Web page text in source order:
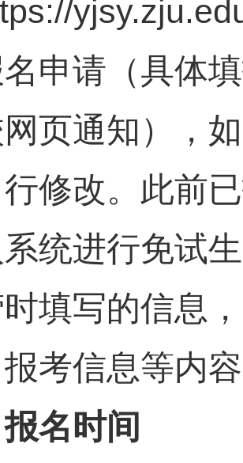
申请（具体
页通知），
修改。此前
统进行免试
填写的信息
考信息等内
名时间